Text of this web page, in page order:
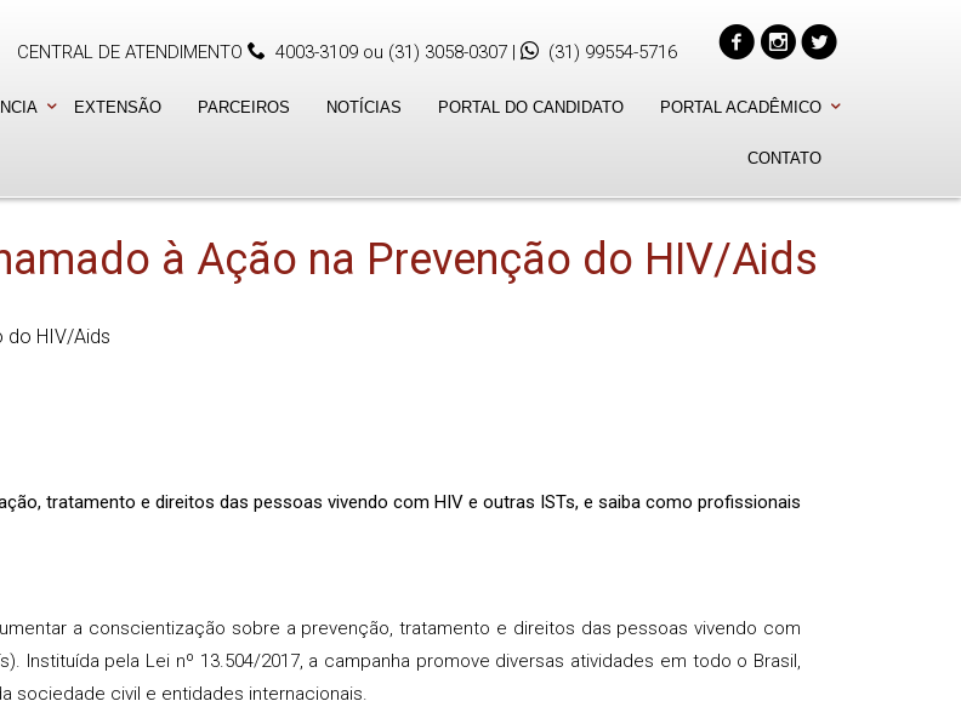
CENTRAL DE ATENDIMENTO 4003-3109 ou (31) 3058-0307 | (31) 99554-5716
EXTENSÃO PARCEIROS NOTÍCIAS PORTAL DO CANDIDATO PORTAL ACADÊMICO
CONTATO
à Ação na Prevenção do HIV/Aids
tratamento e direitos das pessoas vivendo com HIV e outras ISTs, e saiba como profissionais
a conscientização sobre a prevenção, tratamento e direitos das pessoas vivendo com
Instituída pela Lei nº 13.504/2017, a campanha promove diversas atividades em todo o Brasil,
sociedade civil e entidades internacionais.